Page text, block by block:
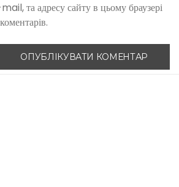
та адресу сайту в цьому браузері